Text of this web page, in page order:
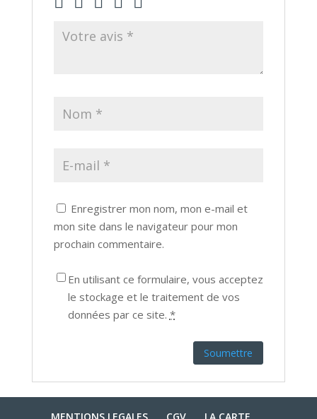
Enregistrer mon nom, mon e-mail et
mon site dans le navigateur pour mon
prochain commentaire.
En utilisant ce formulaire, vous acceptez
le stockage et le traitement de vos
données par ce site. *